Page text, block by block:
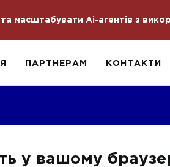
масштабувати Ai-агентів з
ПАРТНЕРАМ КОНТАКТИ
у вашому